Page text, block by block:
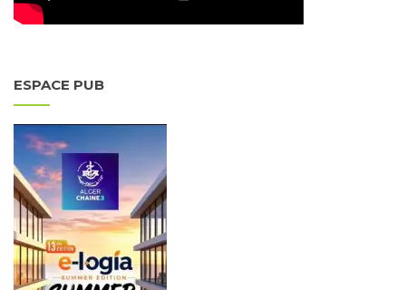
ESPACE PUB